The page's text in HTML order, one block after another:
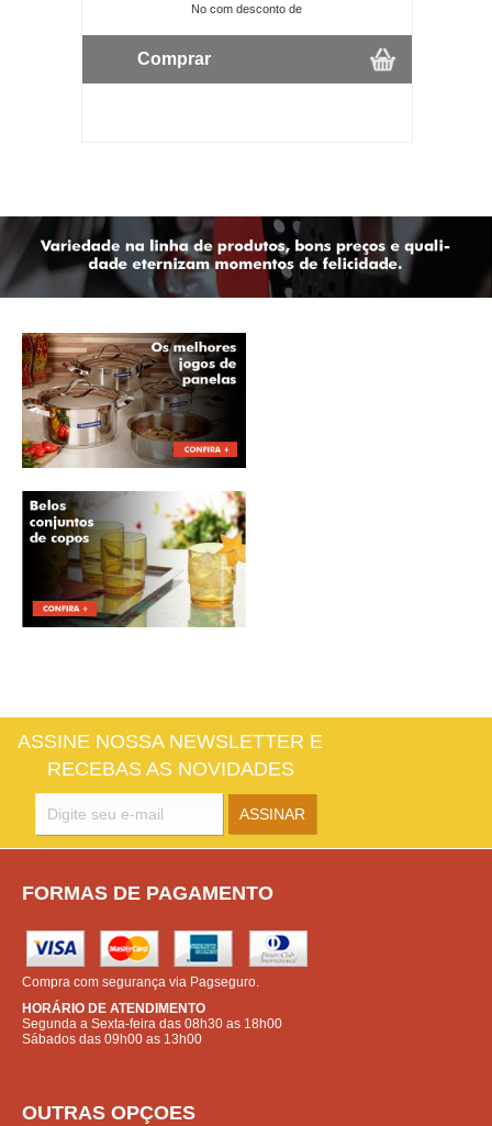
No com desconto de
Comprar
ASSINE NOSSA NEWSLETTER E
RECEBAS AS NOVIDADES
FORMAS DE PAGAMENTO
Compra com segurança via Pagseguro.
HORÁRIO DE ATENDIMENTO
Segunda a Sexta-feira das 08h30 as 18h00
Sábados das 09h00 as 13h00
OUTRAS OPÇOES